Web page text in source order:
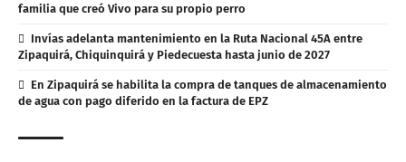
familia que creó Vivo para su propio perro
Invías adelanta mantenimiento en la Ruta Nacional 45A entre
Zipaquirá, Chiquinquirá y Piedecuesta hasta junio de 2027
En Zipaquirá se habilita la compra de tanques de almacenamiento
de agua con pago diferido en la factura de EPZ